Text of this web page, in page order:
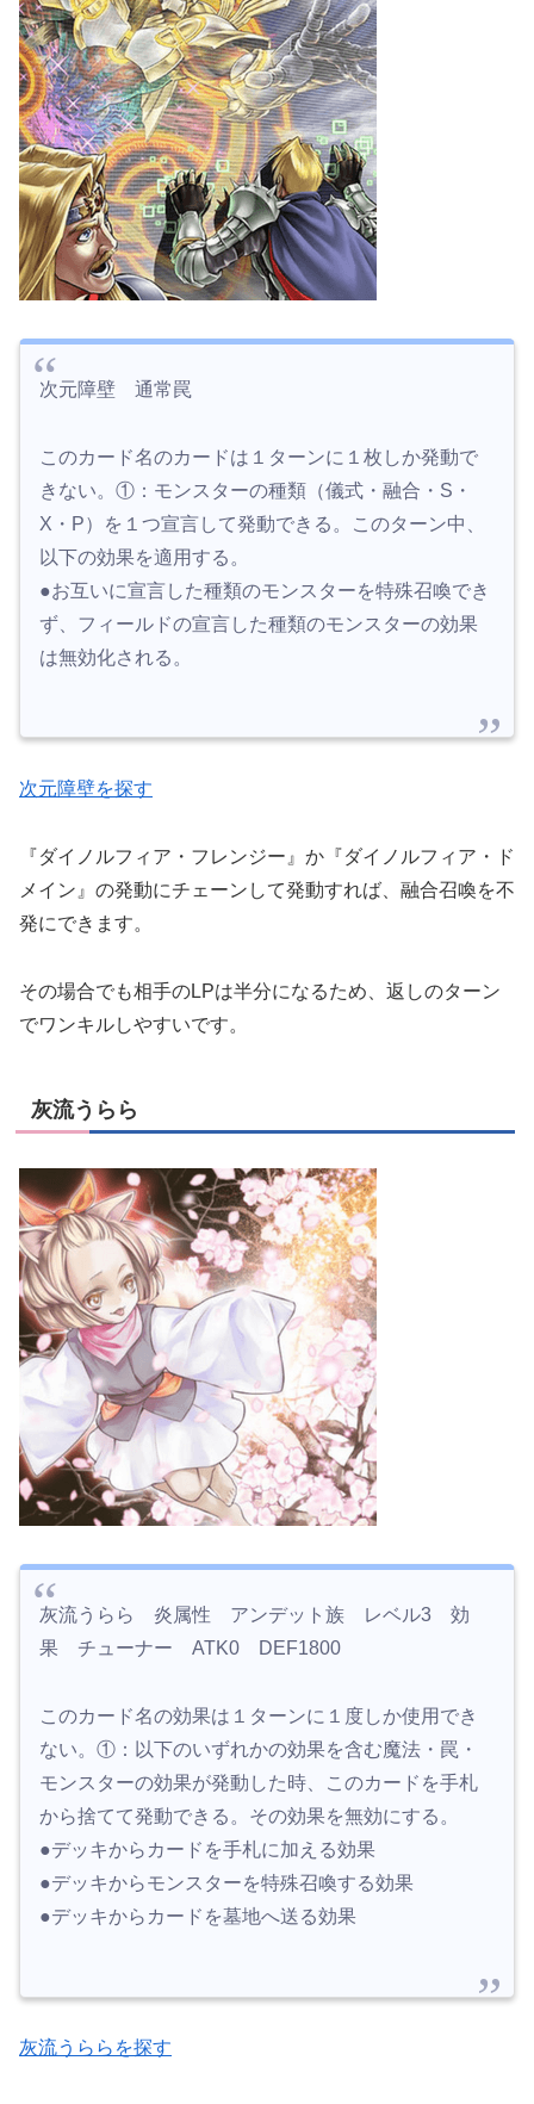
次元障壁 通常罠
このカード名のカードは１ターンに１枚しか発動で
きない。①：モンスターの種類（儀式・融合・S・
X・P）を１つ宣言して発動できる。このターン中、
以下の効果を適用する。
●お互いに宣言した種類のモンスターを特殊召喚でき
ず、フィールドの宣言した種類のモンスターの効果
は無効化される。
次元障壁を探す
『ダイノルフィア・フレンジー』か『ダイノルフィア・ド
メイン』の発動にチェーンして発動すれば、融合召喚を不
発にできます。
その場合でも相手のLPは半分になるため、返しのターン
でワンキルしやすいです。
灰流うらら
灰流うらら 炎属性 アンデット族 レベル3 効
果 チューナー ATK0 DEF1800
このカード名の効果は１ターンに１度しか使用でき
ない。①：以下のいずれかの効果を含む魔法・罠・
モンスターの効果が発動した時、このカードを手札
から捨てて発動できる。その効果を無効にする。
●デッキからカードを手札に加える効果
●デッキからモンスターを特殊召喚する効果
●デッキからカードを墓地へ送る効果
灰流うららを探す